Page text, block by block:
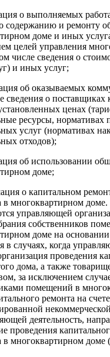
о выполняемых
содержанию и ремонту
доме и иных
целей управления
числе сведения о
и иных услуг;
об оказываемых
сведения о
ценах
ресурсы, нормативах
услуг (нормативах
отходов);
об использовании
доме;
о капитальном
в многоквартирном доме.
управляющей
собственников
доме на основании
в случаях, когда
проведения
дома, а также
за исключением
помещений в
ремонта на счете
деятельность,
проведения
в многоквартирном доме